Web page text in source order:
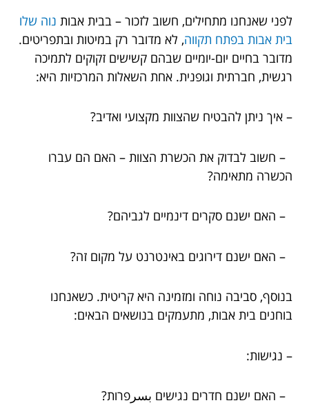
לפני שאנחנו מתחילים, חשוב לזכור – בבית אבות נוה שלו
בית אבות בפתח תקווה, לא מדובר רק במיטות ובתפריטים.
מדובר בחיים יום-יומיים שבהם קשישים זקוקים לתמיכה
רגשית, חברתית וגופנית. אחת השאלות המרכזיות היא:
– איך ניתן להבטיח שהצוות מקצועי ואדיב?
– חשוב לבדוק את הכשרת הצוות – האם הם עברו
הכשרה מתאימה?
– האם ישנם סקרים דינמיים לגביהם?
– האם ישנם דירוגים באינטרנט על מקום זה?
בנוסף, סביבה נוחה ומזמינה היא קריטית. כשאנחנו
בוחנים בית אבות, מתעמקים בנושאים הבאים:
– נגישות:
– האם ישנם חדרים נגישים بسرפרות?